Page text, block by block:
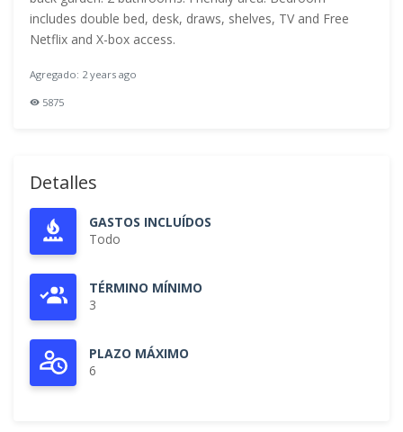
includes double bed, desk, draws, shelves, TV and Free
Netflix and X-box access.
Agregado: 2 years ago
5875
Detalles
GASTOS INCLUÍDOS
Todo
TÉRMINO MÍNIMO
3
PLAZO MÁXIMO
6